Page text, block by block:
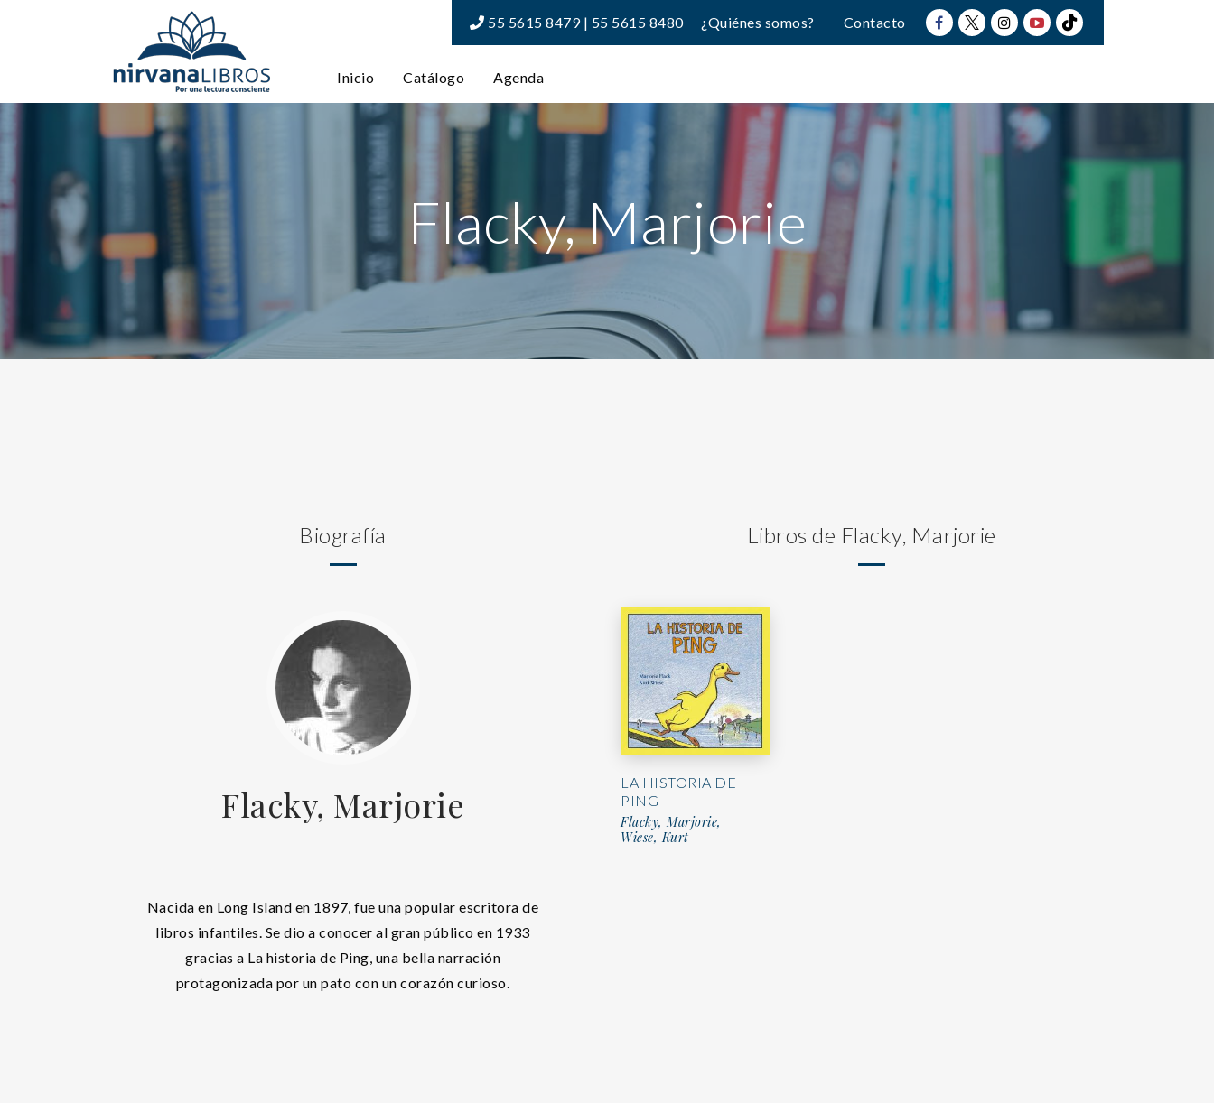
55 5615 8479 | 55 5615 8480 ¿Quiénes somos? Contacto
Inicio Catálogo Agenda
Flacky, Marjorie
Biografía
Flacky, Marjorie
Nacida en Long Island en 1897, fue una popular escritora de
libros infantiles. Se dio a conocer al gran público en 1933
gracias a La historia de Ping, una bella narración
protagonizada por un pato con un corazón curioso.
Libros de Flacky, Marjorie
LA HISTORIA DE
PING
Flacky, Marjorie,
Wiese, Kurt